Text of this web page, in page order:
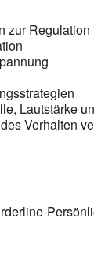
zur
Lautstärke
Verhalten